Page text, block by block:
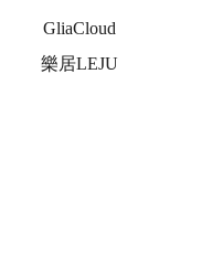
GliaCloud
樂居LEJU